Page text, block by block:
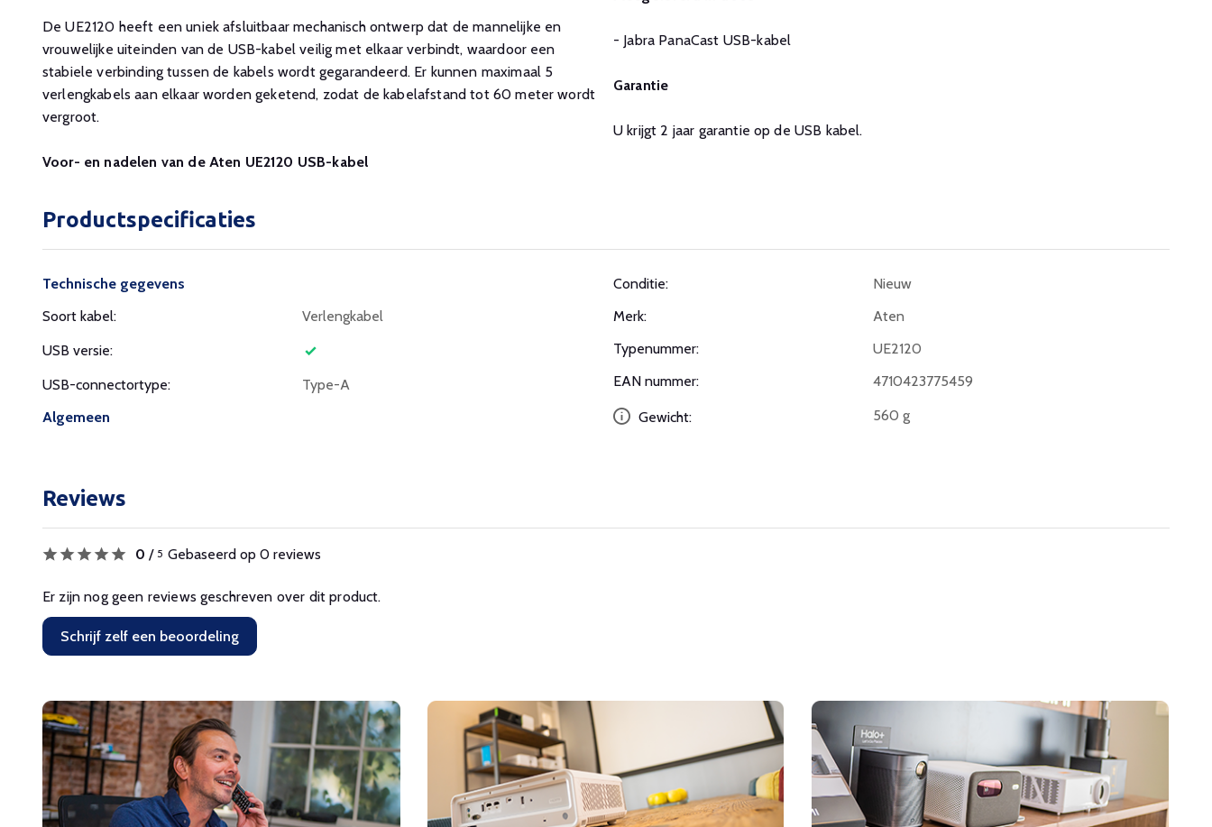
De UE2120 heeft een uniek afsluitbaar mechanisch ontwerp dat de mannelijke en
vrouwelijke uiteinden van de USB-kabel veilig met elkaar verbindt, waardoor een
stabiele verbinding tussen de kabels wordt gegarandeerd. Er kunnen maximaal 5
verlengkabels aan elkaar worden geketend, zodat de kabelafstand tot 60 meter wordt
vergroot.
Voor- en nadelen van de Aten UE2120 USB-kabel
- Jabra PanaCast USB-kabel
Garantie
U krijgt 2 jaar garantie op de USB kabel.
Productspecificaties
Technische gegevens
Soort kabel:
Verlengkabel
USB versie:
USB-connectortype:
Type-A
Algemeen
Conditie:
Nieuw
Merk:
Aten
Typenummer:
UE2120
EAN nummer:
4710423775459
Gewicht: 560 g
Reviews
0 / 5 Gebaseerd op 0 reviews
Er zijn nog geen reviews geschreven over dit product.
Schrijf zelf een beoordeling